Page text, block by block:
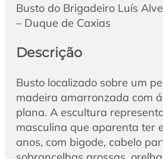
Busto do Brigadeiro Luís
– Duque de Caxias
Descrição
Busto localizado sobre um
madeira amarronzada com
plana. A escultura
masculina que aparenta ter
anos, com bigode, cabelo